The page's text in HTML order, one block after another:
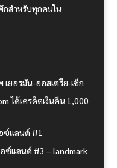
สำหรับทุกคนใน
ยอรมัน-ออสเตรีย-เช็ก
ได้เครดิตเงินคืน 1,000
ซ์แลนด์ #1
ซ์แลนด์ #3 – landmark